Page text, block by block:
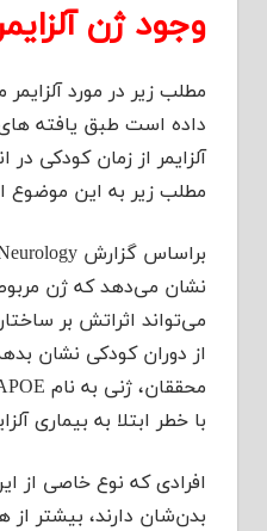
وجود ژن
مطلب زیر در مورد
داده است طبق یافته
آلزایمر از زمان کودکی در
مطلب زیر به این
نشان می‌دهد که ژن مربوط
می‌تواند اثراتش بر
از دوران کودکی نشان
با خطر ابتلا به بیماری
بدن‌شان دارند، بیشتر